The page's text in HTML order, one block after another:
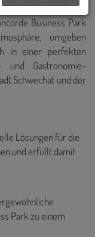
der Einbindung in
Business Park
umgeben
in einer perfekten
und Gastronomie-
Schwechat und der
Lösungen für die
und erfüllt damit
Park zu einem